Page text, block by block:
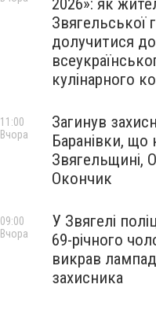
2026»: як
Звягельської
долучитися до
кулінарного
Загинув
Баранівки, що
Звягельщині,
Окончик
11:00
Вчора
У Звягелі
69-річного
викрав
захисника
09:00
Вчора